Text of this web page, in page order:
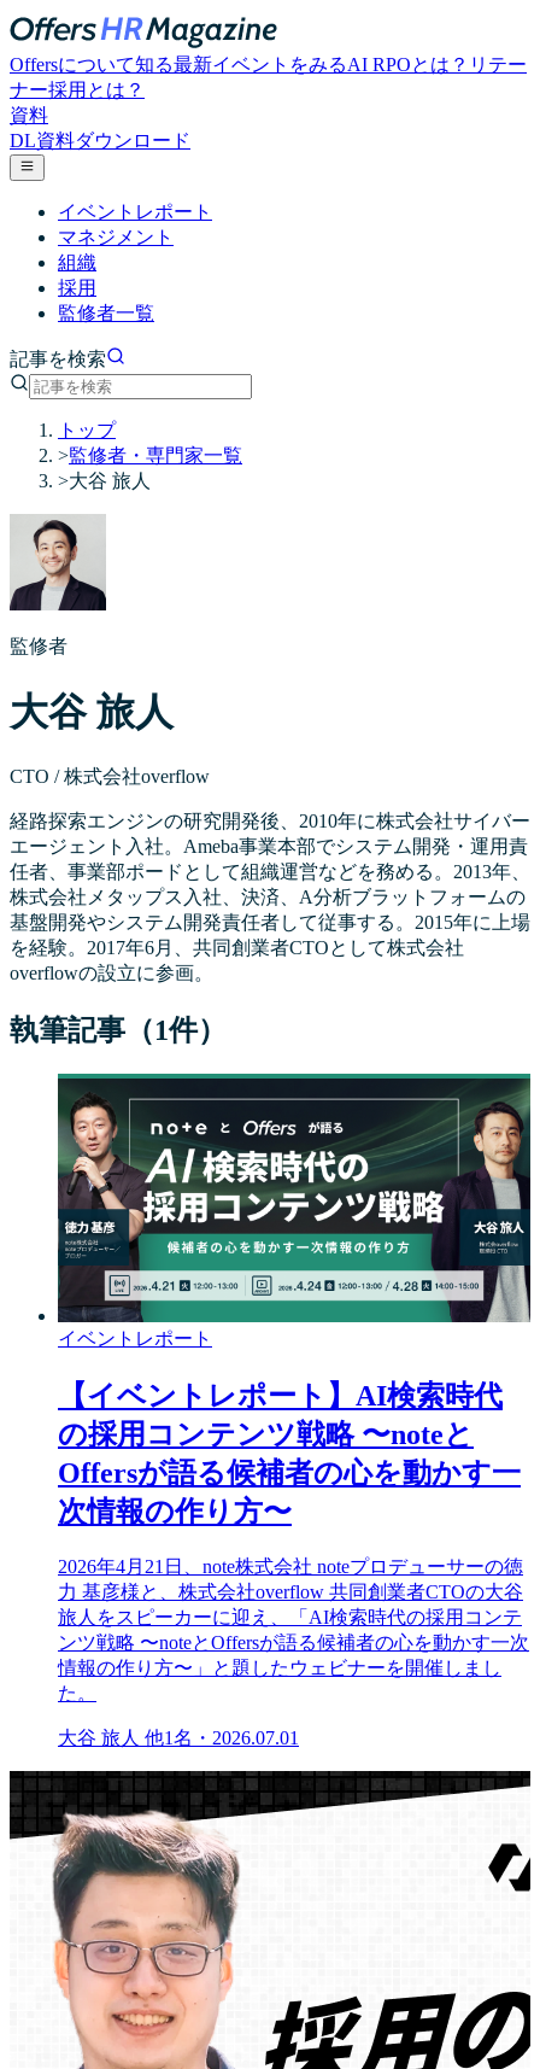
Offersについて知る最新イベントをみるAI RPOとは？ リテー
ナー採用とは？
資料
DL資料ダウンロード
イベントレポート
マネジメント
組織
採用
監修者一覧
記事を検索
トップ
>監修者・専門家一覧
>大谷 旅人
監修者
大谷 旅人
CTO / 株式会社overflow
経路探索エンジンの研究開発後、2010年に株式会社サイバー
エージェント入社。Ameba事業本部でシステム開発・運用責
任者、事業部ポードとして組織運営などを務める。2013年、
株式会社メタップス入社、決済、A分析ブラットフォームの
基盤開発やシステム開発責任者して従事する。2015年に上場
を経験。2017年6月、共同創業者CTOとして株式会社
overflowの設立に参画。
執筆記事（1件）
イベントレポート
【イベントレポート】AI検索時代
の採用コンテンツ戦略 〜noteと
Offersが語る候補者の心を動かす一
次情報の作り方〜
2026年4月21日、note株式会社 noteプロデューサーの徳
力 基彦様と、株式会社overflow 共同創業者CTOの大谷
旅人をスピーカーに迎え、「AI検索時代の採用コンテ
ンツ戦略 〜noteとOffersが語る候補者の心を動かす一次
情報の作り方〜」と題したウェビナーを開催しまし
た。
大谷 旅人 他1名 ・ 2026.07.01